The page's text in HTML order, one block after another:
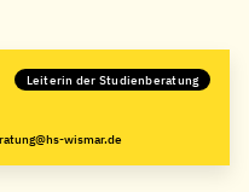
Leiterin der Studienberatung
wismar.de